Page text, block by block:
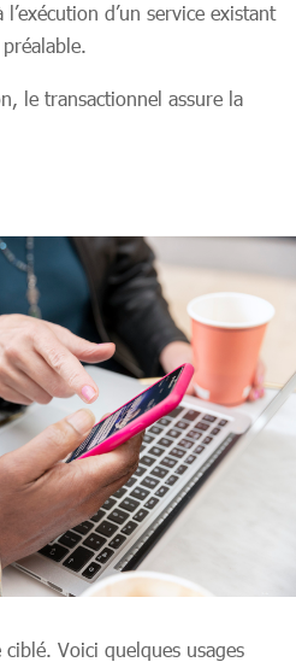
d’un service existant
préalable.
le transactionnel assure la
Voici quelques usages